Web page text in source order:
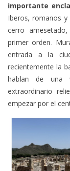
importante
Iberos, romanos
cerro
primer orden.
entrada a la
recientemente la
hablan de una
extraordinario
empezar por el